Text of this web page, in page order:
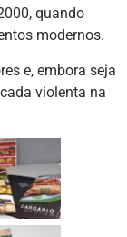
quando
modernos.
e, embora seja
violenta na